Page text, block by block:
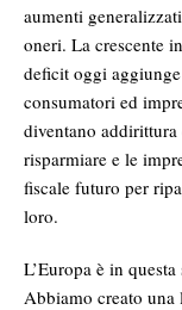
aumenti
oneri. La crescente
deficit oggi
consumatori ed
diventano
risparmiare e le
fiscale futuro per
loro.
L’Europa è in
Abbiamo creato una